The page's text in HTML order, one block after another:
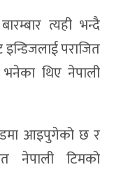
त्यही भन्दै
पराजित
थिए नेपाली
आइपुगेको छ र
नेपाली टिमको